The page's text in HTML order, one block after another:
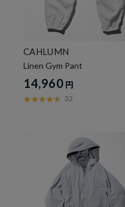
CAHLUMN
Linen Gym Pant
14,960 円
32